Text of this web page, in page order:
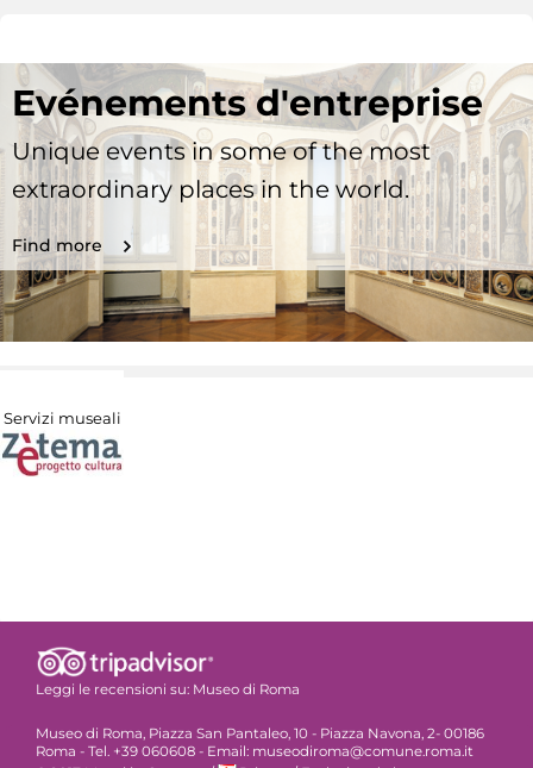
Evénements d'entreprise
Unique events in some of the most
extraordinary places in the world.
Find more
Servizi museali
Leggi le recensioni su: Museo di Roma
Museo di Roma, Piazza San Pantaleo, 10 - Piazza Navona, 2- 00186
Roma - Tel. +39 060608 - Email: museodiroma@comune.roma.it